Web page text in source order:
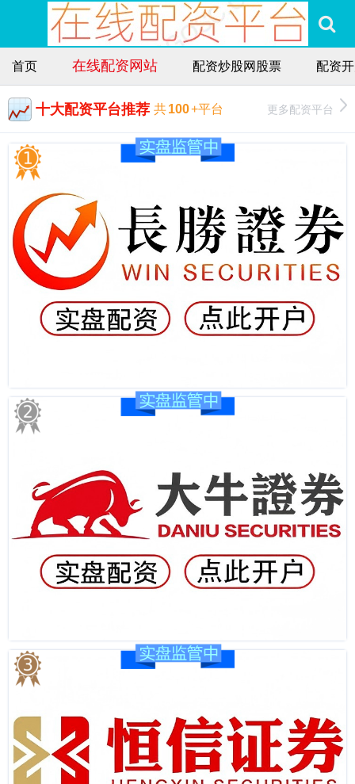
首页 在线配资网站 配资炒股网股票 配资
十大配资平台推荐 共100+平台 更多配资平台